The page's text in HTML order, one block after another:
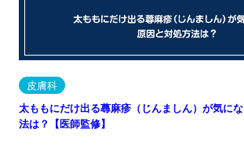
皮膚科
太ももにだけ出る蕁麻疹（じんましん）が気に
法は？【医師監修】